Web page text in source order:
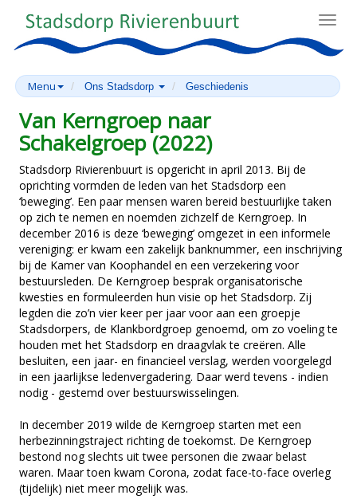
Menu Ons Stadsdorp Geschiedenis
Van Kerngroep naar
Schakelgroep (2022)
Stadsdorp Rivierenbuurt is opgericht in april 2013. Bij de
oprichting vormden de leden van het Stadsdorp een
‘beweging’. Een paar mensen waren bereid bestuurlijke taken
op zich te nemen en noemden zichzelf de Kerngroep. In
december 2016 is deze ‘beweging’ omgezet in een informele
vereniging: er kwam een zakelijk banknummer, een inschrijving
bij de Kamer van Koophandel en een verzekering voor
bestuursleden. De Kerngroep besprak organisatorische
kwesties en formuleerden hun visie op het Stadsdorp. Zij
legden die zo’n vier keer per jaar voor aan een groepje
Stadsdorpers, de Klankbordgroep genoemd, om zo voeling te
houden met het Stadsdorp en draagvlak te creëren. Alle
besluiten, een jaar- en financieel verslag, werden voorgelegd
in een jaarlijkse ledenvergadering. Daar werd tevens - indien
nodig - gestemd over bestuurswisselingen.
In december 2019 wilde de Kerngroep starten met een
herbezinningstraject richting de toekomst. De Kerngroep
bestond nog slechts uit twee personen die zwaar belast
waren. Maar toen kwam Corona, zodat face-to-face overleg
(tijdelijk) niet meer mogelijk was.